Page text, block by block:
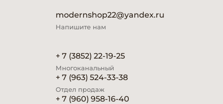
modernshop22@yandex.ru
Напишите нам
+ 7 (3852) 22-19-25
Многоканальный
+ 7 (963) 524-33-38
Отдел продаж
+ 7 (960) 958-16-40